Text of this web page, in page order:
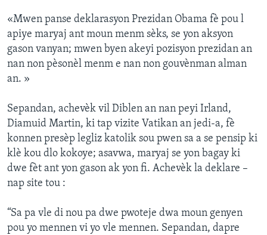
«Mwen panse deklarasyon Prezidan Obama fè pou l
apiye maryaj ant moun menm sèks, se yon aksyon
gason vanyan; mwen byen akeyi pozisyon prezidan an
nan non pèsonèl menm e nan non gouvènman alman
an. »
Sepandan, achevèk vil Diblen an nan peyi Irland,
Diamuid Martin, ki tap vizite Vatikan an jedi-a, fè
konnen presèp legliz katolik sou pwen sa a se pensip ki
klè kou dlo kokoye; asavwa, maryaj se yon bagay ki
dwe fèt ant yon gason ak yon fi. Achevèk la deklare –
nap site tou :
“Sa pa vle di nou pa dwe pwoteje dwa moun genyen
pou yo mennen vi yo vle mennen. Sepandan, dapre